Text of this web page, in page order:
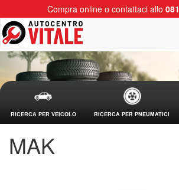
Compra online o contattaci allo
RICERCA PER VEICOLO RICERCA PER PNEUMATICI
MAK